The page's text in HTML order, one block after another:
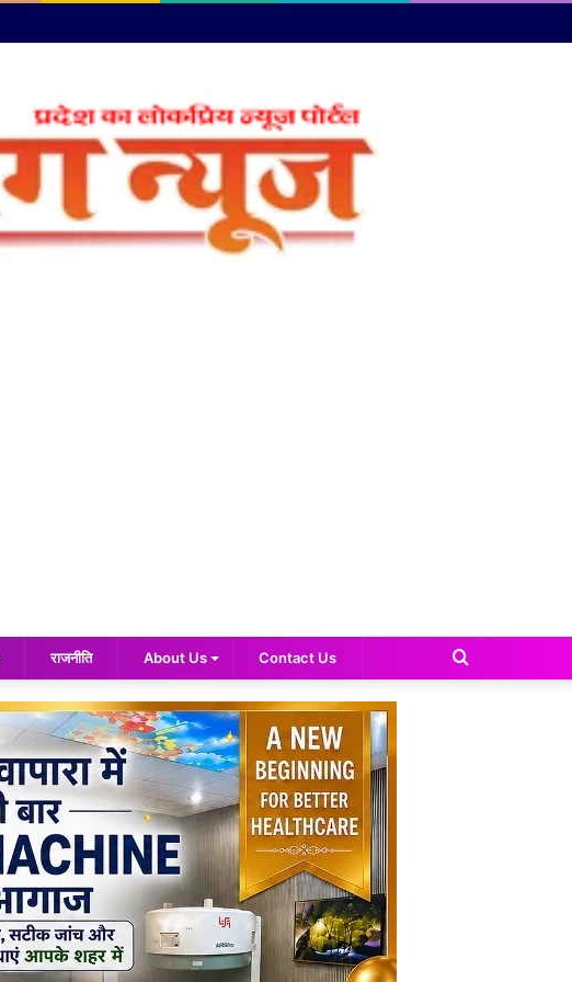
राजनीति About Us Contact Us
Search